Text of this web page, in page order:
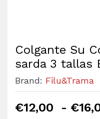
Colgante Su
sarda 3 tallas
Brand: Filu&Trama
€12,00 - €